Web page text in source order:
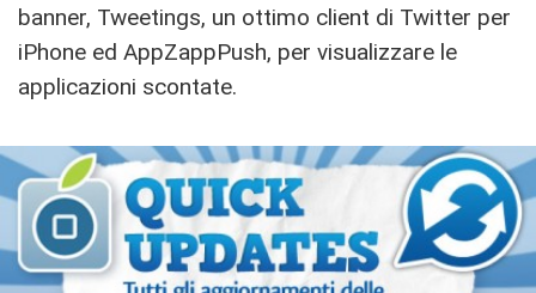
banner, Tweetings, un ottimo client di Twitter per
iPhone ed AppZappPush, per visualizzare le
applicazioni scontate.